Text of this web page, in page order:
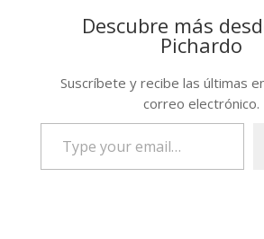
Descubre más
Pichardo
Suscríbete y recibe las últimas
correo electrónico.
email…